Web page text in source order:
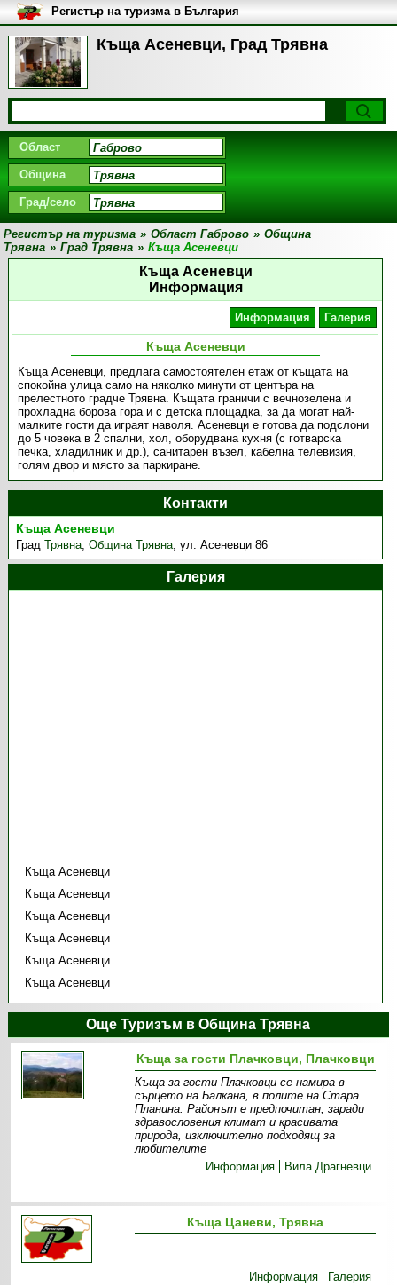
Къща Асеневци, Град Трявна
Регистър на туризма в България
Област
Община
Град/село
Регистър на туризма » Област Габрово » Община
Трявна » Град Трявна » Къща Асеневци
Къща Асеневци
Информация
Информация Галерия
Къща Асеневци
Къща Асеневци, предлага самостоятелен етаж от къщата на
спокойна улица само на няколко минути от центъра на
прелестното градче Трявна. Къщата граничи с вечнозелена и
прохладна борова гора и с детска площадка, за да могат най-
малките гости да играят наволя. Асеневци е готова да подслони
до 5 човека в 2 спални, хол, оборудвана кухня (с готварска
печка, хладилник и др.), санитарен възел, кабелна телевизия,
голям двор и място за паркиране.
Контакти
Къща Асеневци
ГрадТрявна,Община Трявна,ул. Асеневци 86
Галерия
Къща Асеневци
Къща Асеневци
Къща Асеневци
Къща Асеневци
Къща Асеневци
Къща Асеневци
Още Туризъм в Община Трявна
Къща за гости Плачковци, Плачковци
Къща за гости Плачковци се намира в
сърцето на Балкана, в полите на Стара
Планина. Районът е предпочитан, заради
здравословения климат и красивата
природа, изключително подходящ за
любителите
Информация
Вила Драгневци
Къща Цаневи, Трявна
Информация Галерия